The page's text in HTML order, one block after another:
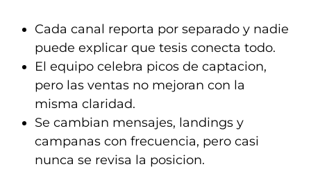
Cada canal reporta por separado y nadie
puede explicar que tesis conecta todo.
El equipo celebra picos de captacion,
pero las ventas no mejoran con la
misma claridad.
Se cambian mensajes, landings y
campanas con frecuencia, pero casi
nunca se revisa la posicion.